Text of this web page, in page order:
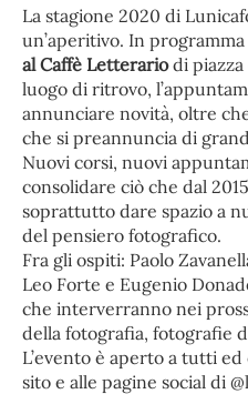
La stagione 2020 di
un’aperitivo. In programma
al Caffè Letterariodi piazza
luogo di ritrovo,
annunciare novità, oltre
che si preannuncia di
Nuovi corsi, nuovi
consolidare ciò che dal
soprattutto dare spazio a
del pensiero fotografico.
Fra gli ospiti: Paolo
Leo Forte e Eugenio
che interverranno nei
della fotografia, fotografie
L’evento è aperto a tutti
sito e alle pagine social di